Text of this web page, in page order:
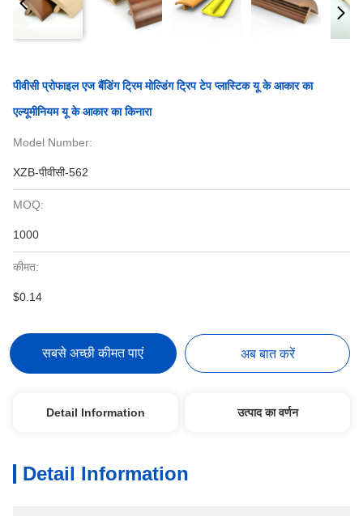
पीवीसी प्रोफाइल एज बैंडिंग ट्रिम मोल्डिंग ट्रिप टेप प्लास्टिक यू के आकार का
एल्यूमीनियम यू के आकार का किनारा
Model Number:
XZB-पीवीसी-562
MOQ:
1000
कीमत:
$0.14
सबसे अच्छी कीमत पाएं अब बात करें
Detail Information उत्पाद का वर्णन
Detail Information